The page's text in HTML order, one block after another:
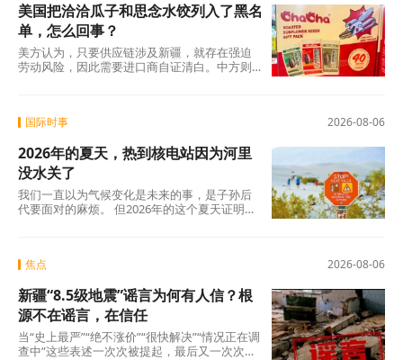
美国把洽洽瓜子和思念水饺列入了黑名
单，怎么回事？
美方认为，只要供应链涉及新疆，就存在强迫
劳动风险，因此需要进口商自证清白。中方则
2026-08-06
国际时事
2026年的夏天，热到核电站因为河里
没水关了
我们一直以为气候变化是未来的事，是子孙后
代要面对的麻烦。 但2026年的这个夏天证明：
说室外没法待了。
2026-08-06
焦点
新疆“8.5级地震”谣言为何有人信？根
源不在谣言，在信任
当“史上最严”“绝不涨价”“很快解决”“情况正在调
查中”这些表述一次次被提起，最后又一次次悄